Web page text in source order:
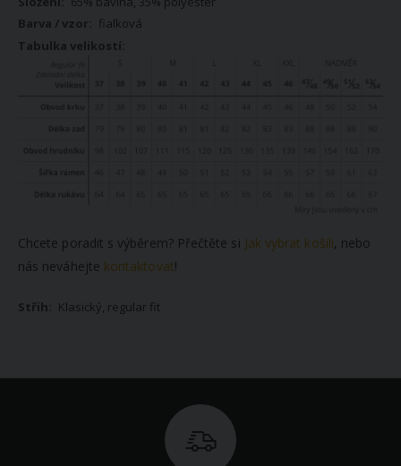
fialková
Chcete poradit s výběrem? Přečtěte si Jak vybrat košili, nebo
nás neváhejte kontaktovat!
Klasický, regular fit